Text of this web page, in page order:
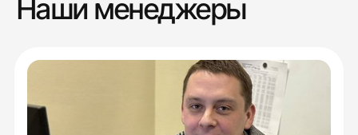
Наши менеджеры